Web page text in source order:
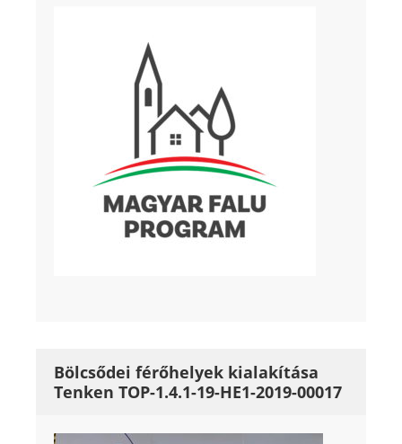
Bölcsődei férőhelyek kialakítása
Tenken TOP-1.4.1-19-HE1-2019-00017